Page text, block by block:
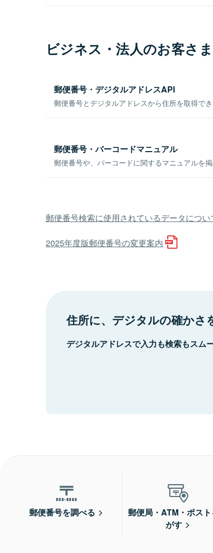
ビジネス・法人のお客さ
郵便番号・デジタルアドレスAPI
郵便番号とデジタルアドレスから住所を取得でき
郵便番号・バーコードマニュアル
郵便番号や、バーコードに関するマニュアルを掲
郵便番号検索に使用されているデータについ
2025年度版郵便番号の変更案内
住所に、デジタルの確かさ
デジタルアドレスで入力も検索もスムー
郵便番号を調べる
郵便局・ATM・ポスト
がす